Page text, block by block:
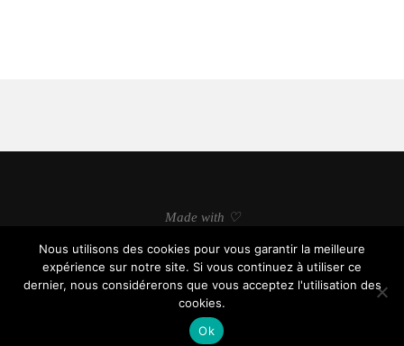
Made with ♡
© soyonsfutiles.com, tous droits réservés.
Nous utilisons des cookies pour vous garantir la meilleure
expérience sur notre site. Si vous continuez à utiliser ce
dernier, nous considérerons que vous acceptez l'utilisation des
cookies.
Ok